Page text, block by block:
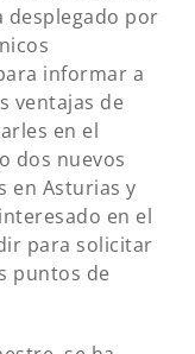
desplegado por
informar a
ventajas de
en el
dos nuevos
en Asturias y
en el
para solicitar
puntos de